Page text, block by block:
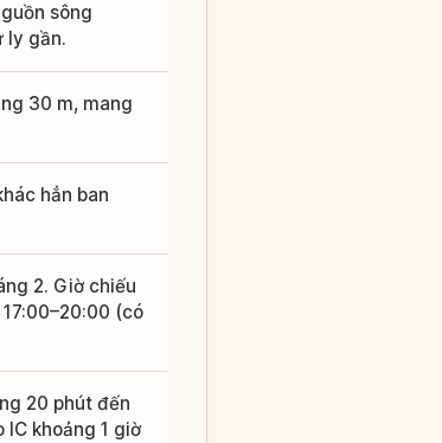
sông
ly gần.
30 m, mang
hẳn ban
2. Giờ chiếu
(có
20 phút đến
IC khoảng 1 giờ